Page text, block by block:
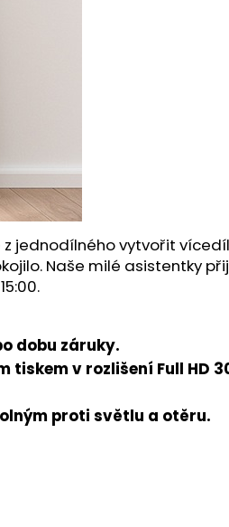
jednodílného vytvořit
Naše milé asistentky
dobu záruky.
v rozlišení Full HD
proti světlu a otěru.